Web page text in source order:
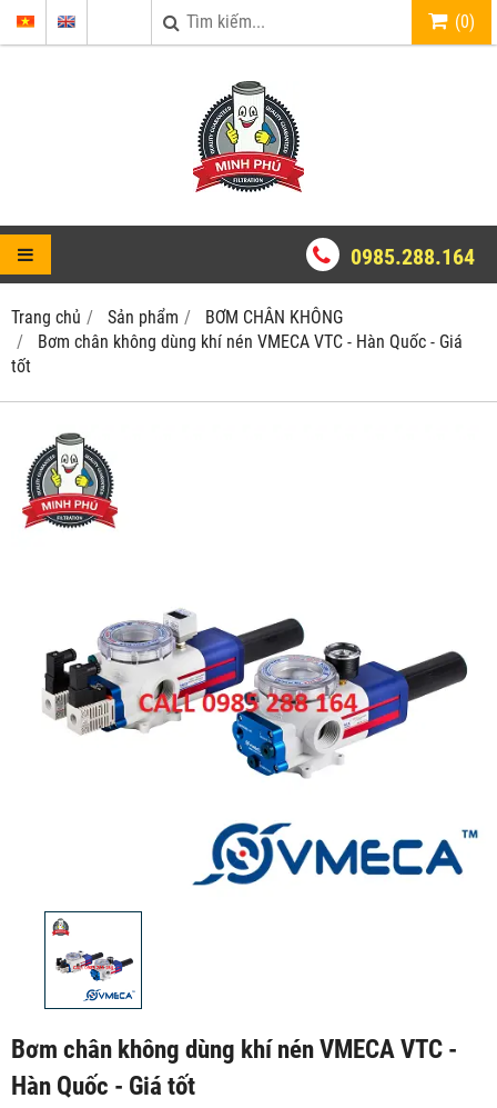
(0)
0985.288.164
Trang chủ Sản phẩm
BƠM CHÂN KHÔNG
Bơm chân không dùng khí nén VMECA VTC - Hàn Quốc - Giá
tốt
Bơm chân không dùng khí nén VMECA VTC -
Hàn Quốc - Giá tốt